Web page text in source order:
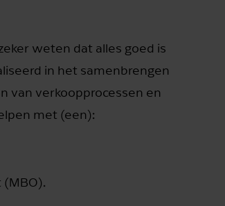
weten dat alles goed is
in het samenbrengen
van verkoopprocessen en
met (een):